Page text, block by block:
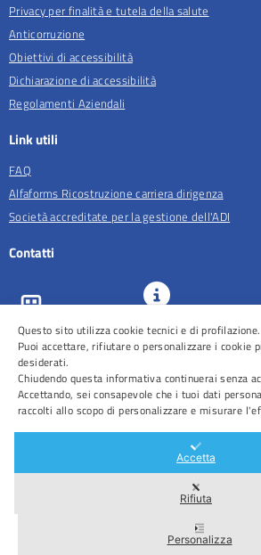
Privacy per finalità e tutela della salute
Anticorruzione
Obiettivi di accessibilità
Dichiarazione di accessibilità
Regolamenti Aziendali
Link utili
FAQ
Alfaforms Ricostruzione carriera dirigenza
Società accreditate per la gestione dell'ADI
Contatti
ASL Roma 5
URP e
Comunicazione
Area Riservata
2026 © Tutti i diritti riservati –
Questo sito utilizza cookie tecnici e di profilazione.
Puoi accettare, rifiutare o personalizzare i cookie
desiderati.
Chiudendo questa informativa continuerai senza
Accettando, sei consapevole che i tuoi dati
raccolti allo scopo di personalizzare e misurare
Accetta
Rifiuta
Personalizza